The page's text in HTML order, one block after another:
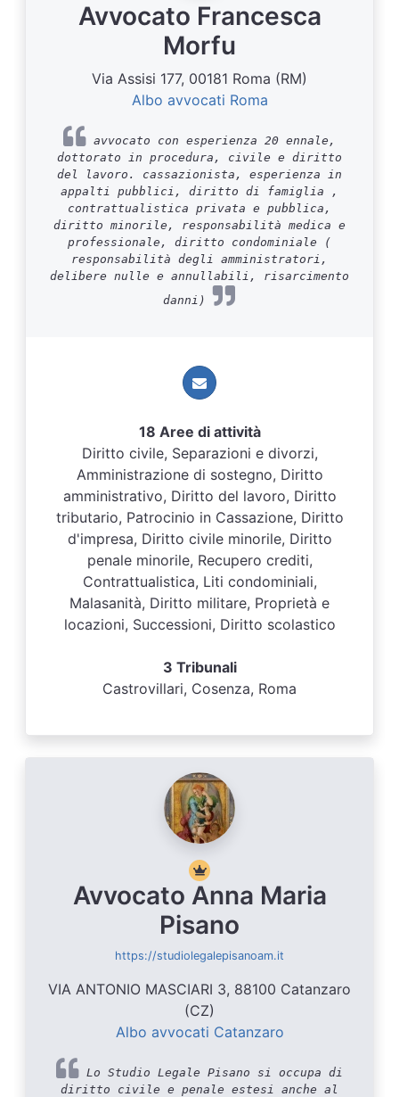
Avvocato Francesca
Morfu
Via Assisi 177, 00181 Roma (RM)
Albo avvocati Roma
avvocato con esperienza 20 ennale,
dottorato in procedura, civile e diritto
del lavoro. cassazionista, esperienza in
appalti pubblici, diritto di famiglia ,
contrattualistica privata e pubblica,
diritto minorile, responsabilità medica e
professionale, diritto condominiale (
responsabilità degli amministratori,
delibere nulle e annullabili, risarcimento
danni)
18 Aree di attività
Diritto civile, Separazioni e divorzi,
Amministrazione di sostegno, Diritto
amministrativo, Diritto del lavoro, Diritto
tributario, Patrocinio in Cassazione, Diritto
d'impresa, Diritto civile minorile, Diritto
penale minorile, Recupero crediti,
Contrattualistica, Liti condominiali,
Malasanità, Diritto militare, Proprietà e
locazioni, Successioni, Diritto scolastico
3 Tribunali
Castrovillari, Cosenza, Roma
Avvocato Anna Maria
Pisano
https://studiolegalepisanoam.it
VIA ANTONIO MASCIARI 3, 88100 Catanzaro
(CZ)
Albo avvocati Catanzaro
Lo Studio Legale Pisano si occupa di
diritto civile e penale estesi anche al